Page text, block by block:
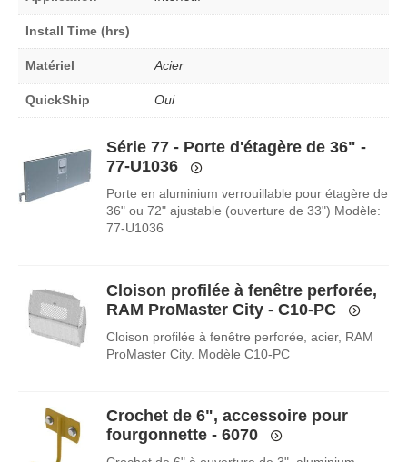
Install Time (hrs)
Matériel Acier
QuickShip Oui
Série 77 - Porte d'étagère de 36" -
77-U1036
Porte en aluminium verrouillable pour étagère de
36" ou 72" ajustable (ouverture de 33") Modèle:
77-U1036
Cloison profilée à fenêtre perforée,
RAM ProMaster City - C10-PC
Cloison profilée à fenêtre perforée, acier, RAM
ProMaster City. Modèle C10-PC
Crochet de 6", accessoire pour
fourgonnette - 6070